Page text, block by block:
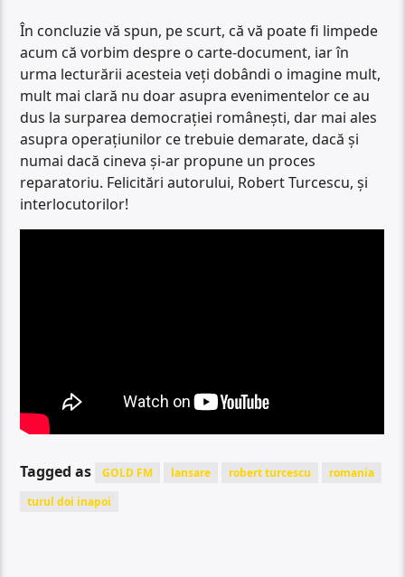
În concluzie vă spun, pe scurt, că vă poate fi limpede
acum că vorbim despre o carte-document, iar în
urma lecturării acesteia veți dobândi o imagine mult,
mult mai clară nu doar asupra evenimentelor ce au
dus la surparea democrației românești, dar mai ales
asupra operațiunilor ce trebuie demarate, dacă și
numai dacă cineva și-ar propune un proces
reparatoriu. Felicitări autorului, Robert Turcescu, și
interlocutorilor!
Tagged as GOLD FM lansare robert turcescu
romania
turul doi inapoi